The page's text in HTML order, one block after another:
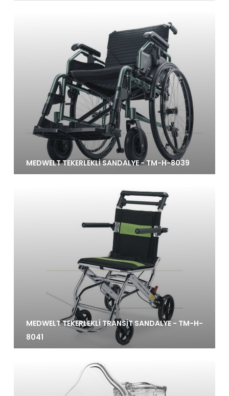
MEDWELT TEKERLEKLİ SANDALYE - TM-H-8039
MEDWELT TEKERLEKLİ TRANSİT SANDALYE - TM-H-
8041